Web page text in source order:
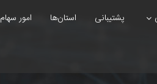
پشتیبانی استان‌ها امور سهام